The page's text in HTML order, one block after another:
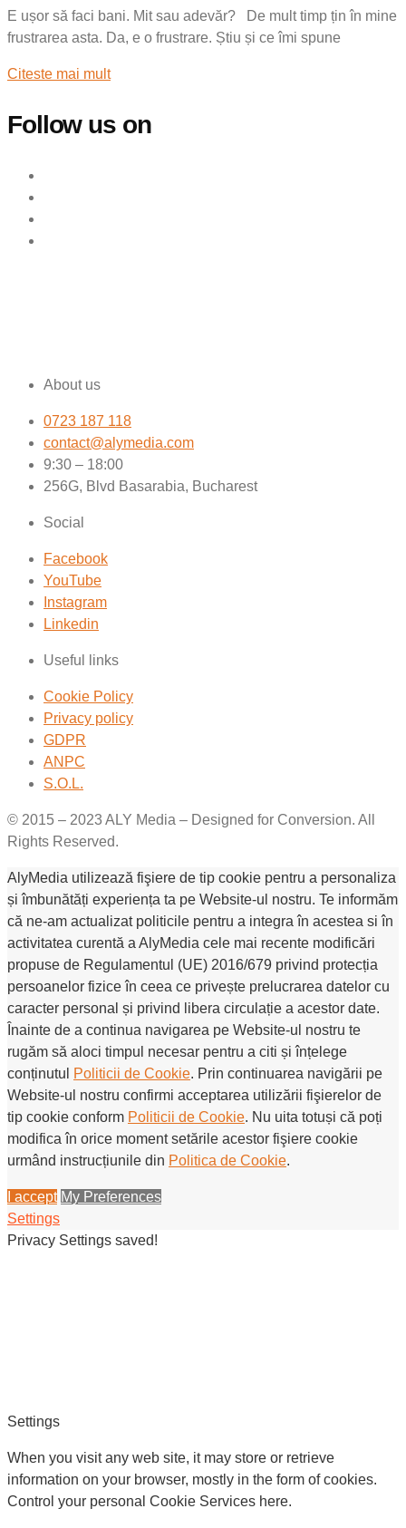
E ușor să faci bani. Mit sau adevăr? De mult timp țin în mine
frustrarea asta. Da, e o frustrare. Știu și ce îmi spune
Citeste mai mult
Follow us on
About us
0723 187 118
contact@alymedia.com
9:30 – 18:00
256G, Blvd Basarabia, Bucharest
Social
Facebook
YouTube
Instagram
Linkedin
Useful links
Cookie Policy
Privacy policy
GDPR
ANPC
S.O.L.
© 2015 – 2023 ALY Media – Designed for Conversion. All
Rights Reserved.
AlyMedia utilizează fişiere de tip cookie pentru a personaliza
și îmbunătăți experiența ta pe Website-ul nostru. Te informăm
că ne-am actualizat politicile pentru a integra în acestea si în
activitatea curentă a AlyMedia cele mai recente modificări
propuse de Regulamentul (UE) 2016/679 privind protecția
persoanelor fizice în ceea ce privește prelucrarea datelor cu
caracter personal și privind libera circulație a acestor date.
Înainte de a continua navigarea pe Website-ul nostru te
rugăm să aloci timpul necesar pentru a citi și înțelege
conținutul
Politicii de Cookie. Prin continuarea navigării pe
Website-ul nostru confirmi acceptarea utilizării fişierelor de
tip cookie conform Politicii de Cookie. Nu uita totuși că poți
modifica în orice moment setările acestor fişiere cookie
urmând instrucțiunile din Politica de Cookie.
I accept My Preferences
Settings
Privacy Settings saved!
Settings
When you visit any web site, it may store or retrieve
information on your browser, mostly in the form of cookies.
Control your personal Cookie Services here.